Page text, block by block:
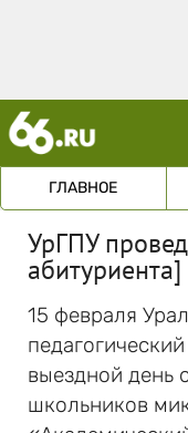
ГЛАВНОЕ
УрГПУ
абитуриента]
15 февраля
выездной день
школьников